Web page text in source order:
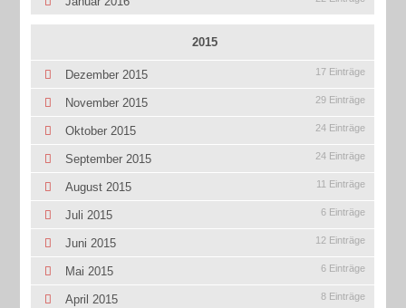
2015
Dezember 2015 17 Einträge
November 2015 29 Einträge
Oktober 2015 24 Einträge
September 2015 24 Einträge
August 2015 11 Einträge
Juli 2015 6 Einträge
Juni 2015 12 Einträge
Mai 2015 6 Einträge
April 2015 8 Einträge